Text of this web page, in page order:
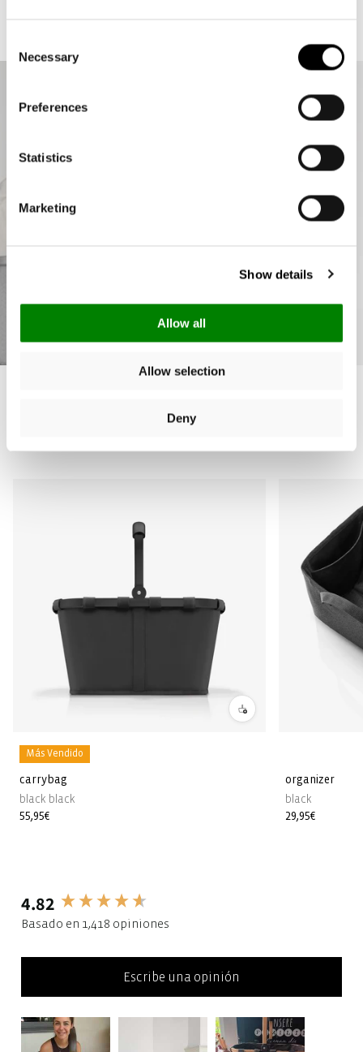
Selection
Necessary
Preferences
Statistics
Marketing
Show details
Allow all
Allow selection
Deny
monedas, las llaves o la lista de la compra
contra la suciedad y la humedad del suelo
seguridad frente a la intemperie
Más Vendido
carrybag
black black
Precio
55,95€
organizer
black
Precio
29,95€
4.82
Basado en 1,418 opiniones
Escribe una opinión
New content loaded